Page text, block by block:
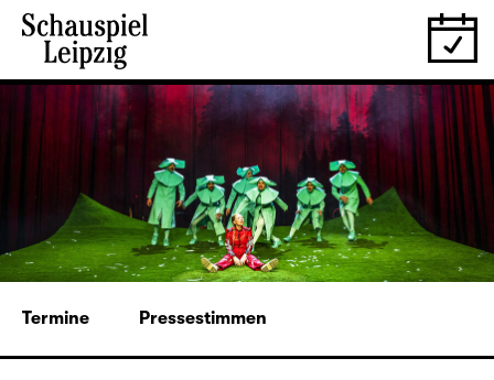
Termine Pressestimmen